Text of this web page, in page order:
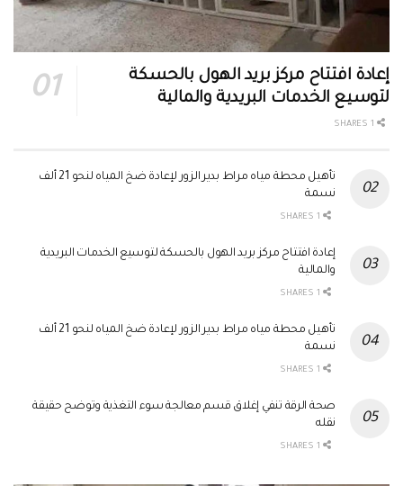
إعادة افتتاح مركز بريد الهول بالحسكة
لتوسيع الخدمات البريدية والمالية
تأهيل محطة مياه مراط بدير الزور لإعادة ضخ المياه لنحو 21 ألف
نسمة
إعادة افتتاح مركز بريد الهول بالحسكة لتوسيع الخدمات البريدية
والمالية
تأهيل محطة مياه مراط بدير الزور لإعادة ضخ المياه لنحو 21 ألف
نسمة
صحة الرقة تنفي إغلاق قسم معالجة سوء التغذية وتوضح حقيقة
نقله